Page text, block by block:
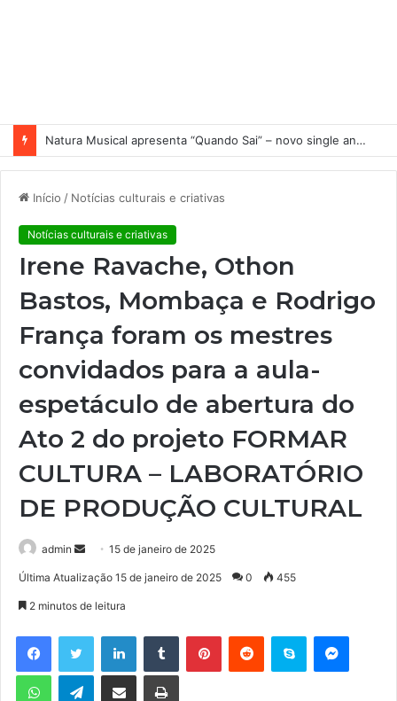
Natura Musical apresenta “Quando Sai” – novo single antecipa estreia do primeiro álbum solo de Elisa Maia
Início / Notícias culturais e criativas
Notícias culturais e criativas
Irene Ravache, Othon
Bastos, Mombaça e Rodrigo
França foram os mestres
convidados para a aula-
espetáculo de abertura do
Ato 2 do projeto FORMAR
CULTURA – LABORATÓRIO
DE PRODUÇÃO CULTURAL
admin
d
e
m
15 de janeiro de 2025
Última Atualização 15 de janeiro de 2025 0 455
2 minutos de leitura
Telegram